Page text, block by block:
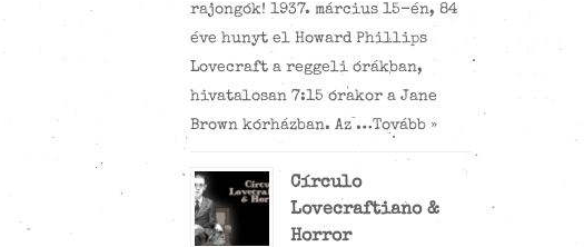
rajongók! 1937. március 15-én, 84
éve hunyt el Howard Phillips
Lovecraft a reggeli órákban,
hivatalosan 7:15 órakor a Jane
Brown kórházban. Az …Tovább »
Círculo
Lovecraftiano &
Horror